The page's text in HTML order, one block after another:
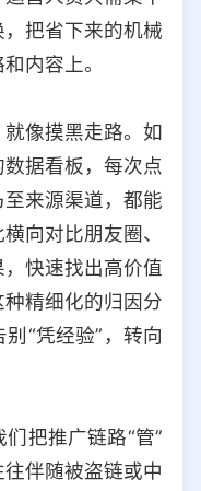
把省下来的机械
内容上。
像摸黑走路。如
据看板，每次点
来源渠道，都能
向对比朋友圈、
快速找出高价值
精细化的归因分
“凭经验”，转向
把推广链路“管”
伴随被盗链或中